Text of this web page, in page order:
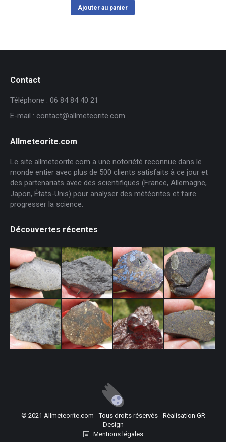
Ajouter au panier
Contact
Téléphone : 06 84 84 40 21
E-mail : contact@allmeteorite.com
Allmeteorite.com
Le site allmeteorite.com a une notoriété reconnue dans le
monde entier avec plus de 500 clients satisfaits à ce jour et
des partenariats avec des scientifiques (France, Allemagne,
Japon, États-Unis) pour analyser des météorites et faire
progresser la science.
Découvertes récentes
© 2021 Allmeteorite.com - Tous droits réservés - Réalisation GR
Design
Mentions légales